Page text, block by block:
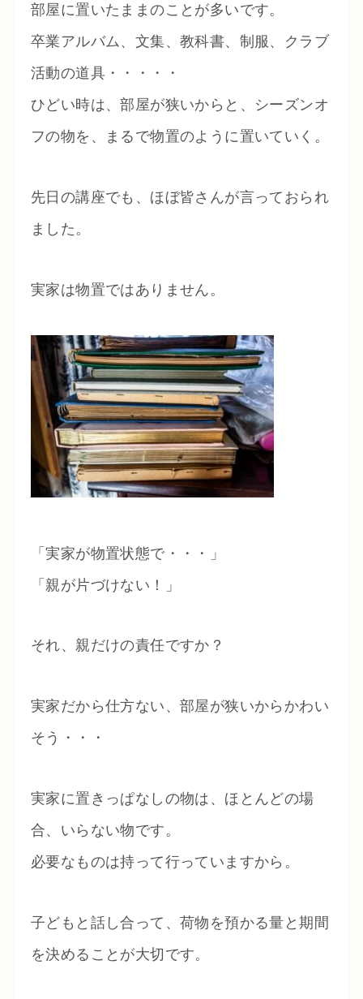
部屋に置いたままのことが多いです。
卒業アルバム、文集、教科書、制服、クラブ
活動の道具・・・・・
ひどい時は、部屋が狭いからと、シーズンオ
フの物を、まるで物置のように置いていく。
先日の講座でも、ほぼ皆さんが言っておられ
ました。
実家は物置ではありません。
「実家が物置状態で・・・」
「親が片づけない！」
それ、親だけの責任ですか？
実家だから仕方ない、部屋が狭いからかわい
そう・・・
実家に置きっぱなしの物は、ほとんどの場
合、いらない物です。
必要なものは持って行っていますから。
子どもと話し合って、荷物を預かる量と期間
を決めることが大切です。